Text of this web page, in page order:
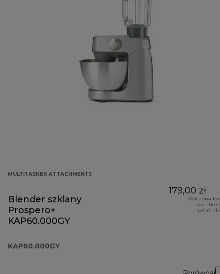
MULTITASKER ATTACHMENTS
Blender szklany
Prospero+
KAP60.000GY
KAP60.000GY
179,00 zł
Wliczona
podatku
(33,47